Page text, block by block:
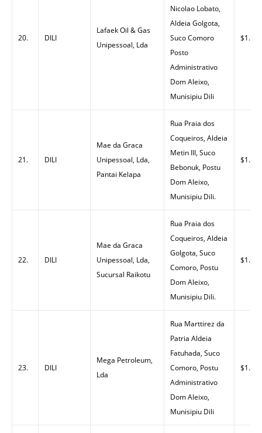
20. DILI
Lafaek Oil & Gas
Unipessoal, Lda
Nicolao Lobato,
Aldeia Golgota,
Suco Comoro
Posto
Administrativo
Dom Aleixo,
Munisipiu Dili
$1.50
21. DILI
Mae da Graca
Unipessoal, Lda,
Pantai Kelapa
Rua Praia dos
Coqueiros, Aldeia
Metin III, Suco
Bebonuk, Postu
Dom Aleixo,
Munisipiu Dili.
$1.44
22. DILI
Mae da Graca
Unipessoal, Lda,
Sucursal Raikotu
Rua Praia dos
Coqueiros, Aldeia
Golgota, Suco
Comoro, Postu
Dom Aleixo,
Munisipiu Dili.
$1.40
23. DILI
Mega Petroleum,
Lda
Rua Marttirez da
Patria Aldeia
Fatuhada, Suco
Comoro, Postu
Administrativo
Dom Aleixo,
Munisipiu Dili
$1.42